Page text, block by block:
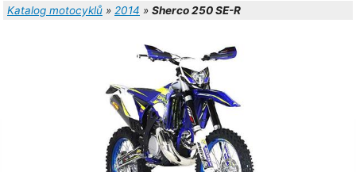
Katalog motocyklů » 2014 » Sherco 250 SE-R